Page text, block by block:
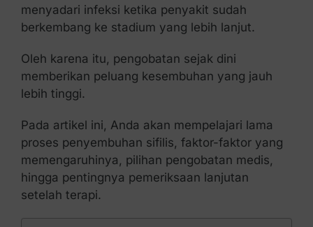
menyadari infeksi ketika penyakit sudah
berkembang ke stadium yang lebih lanjut.
Oleh karena itu, pengobatan sejak dini
memberikan peluang kesembuhan yang jauh
lebih tinggi.
Pada artikel ini, Anda akan mempelajari lama
proses penyembuhan sifilis, faktor-faktor yang
memengaruhinya, pilihan pengobatan medis,
hingga pentingnya pemeriksaan lanjutan
setelah terapi.